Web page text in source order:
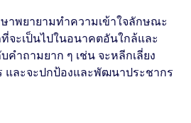
พยายามทำความเข้าใจลักษณะ
จะเป็นไปในอนาคตอันใกล้และ
ำถามยาก ๆ เช่น จะหลีกเลี่ยง
และจะปกป้องและพัฒนาประชากร